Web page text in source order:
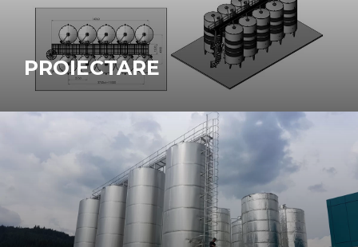
PROIECTARE